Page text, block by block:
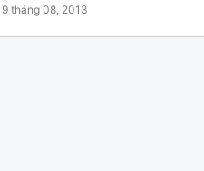
9 tháng 08, 2013